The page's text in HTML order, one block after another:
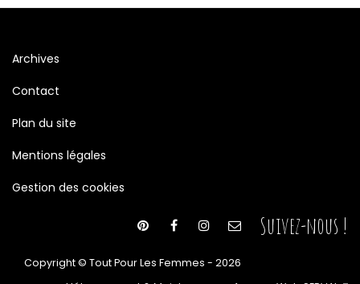
Archives
Contact
Plan du site
Mentions légales
Gestion des cookies
Suivez-nous !
Copyright © Tout Pour Les Femmes - 2026